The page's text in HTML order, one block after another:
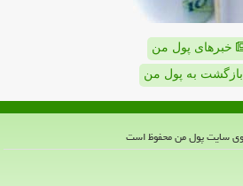
خبرهای پول من
بازگشت به پول من